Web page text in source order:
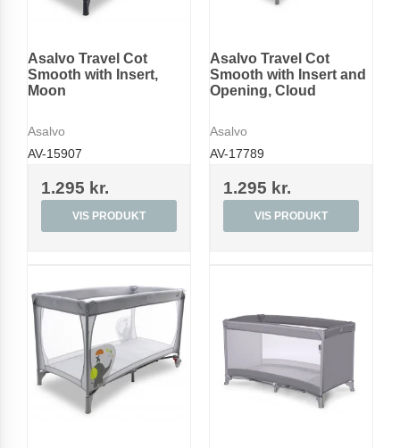
Asalvo Travel Cot
Smooth with Insert,
Moon
Asalvo
AV-15907
1.295 kr.
VIS PRODUKT
Asalvo Travel Cot
Smooth with Insert and
Opening, Cloud
Asalvo
AV-17789
1.295 kr.
VIS PRODUKT